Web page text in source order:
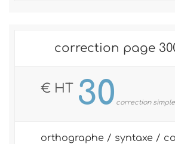
correction page
€ HT 30 correction
orthographe / syntaxe /